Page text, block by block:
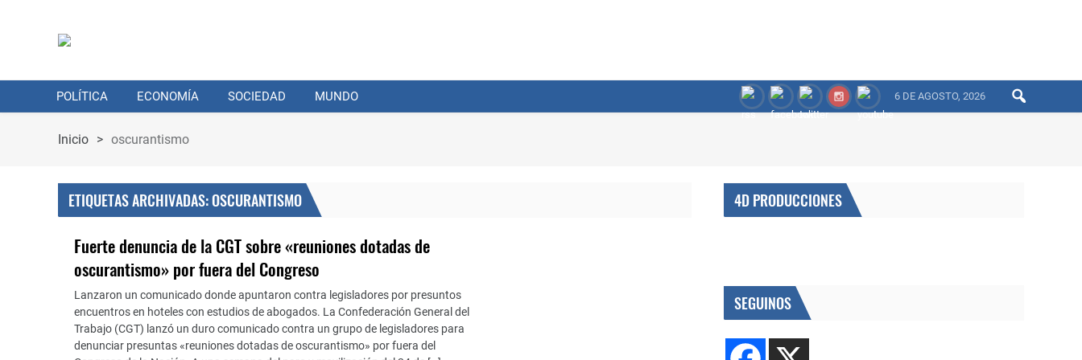
POLÍTICA ECONOMÍA SOCIEDAD MUNDO 6 DE AGOSTO, 2026
Inicio > oscurantismo
ETIQUETAS ARCHIVADAS: OSCURANTISMO
Fuerte denuncia de la CGT sobre «reuniones dotadas de
oscurantismo» por fuera del Congreso
Lanzaron un comunicado donde apuntaron contra legisladores por presuntos
encuentros en hoteles con estudios de abogados. La Confederación General del
Trabajo (CGT) lanzó un duro comunicado contra un grupo de legisladores para
denunciar presuntas «reuniones dotadas de oscurantismo» por fuera del
4D PRODUCCIONES
SEGUINOS